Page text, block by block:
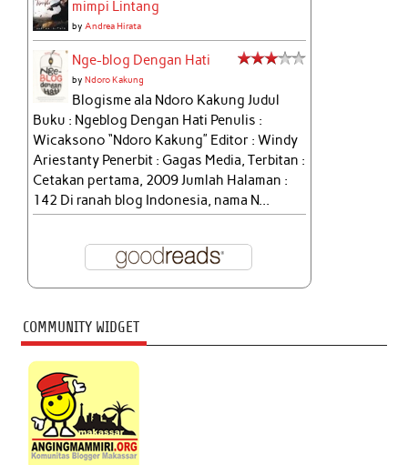
mimpi Lintang
byAndrea Hirata
Nge-blog Dengan Hati
byNdoro Kakung
Blogisme ala Ndoro Kakung Judul
Buku : Ngeblog Dengan Hati Penulis :
Wicaksono “Ndoro Kakung” Editor : Windy
Ariestanty Penerbit : Gagas Media, Terbitan :
Cetakan pertama, 2009 Jumlah Halaman :
142 Di ranah blog Indonesia, nama N...
COMMUNITY WIDGET